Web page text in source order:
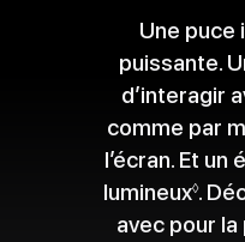
Une puce
puissante.
d’interagir
comme par
l’écran. Et
lumineux◊.
avec pour